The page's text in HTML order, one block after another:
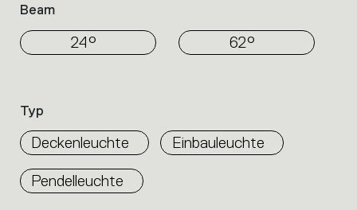
Beam
24° 62°
Typ
Deckenleuchte Einbauleuchte
Pendelleuchte